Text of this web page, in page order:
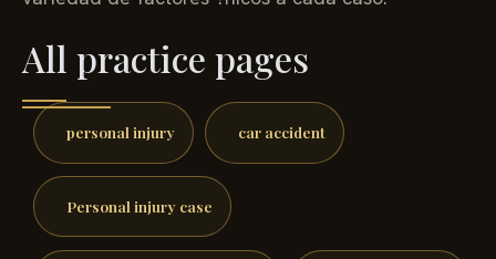
All practice pages
personal injury car accident
Personal injury case